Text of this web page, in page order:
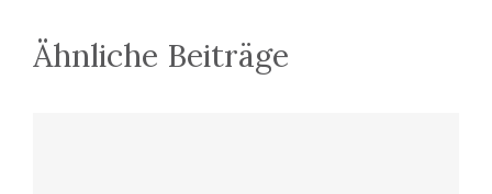
Ähnliche Beiträge